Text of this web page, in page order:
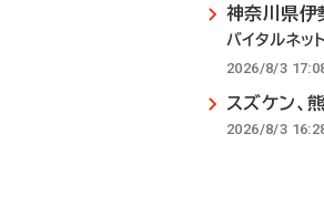
神奈川県伊
バイタルネッ
2026/8/3
スズケン、
2026/8/3